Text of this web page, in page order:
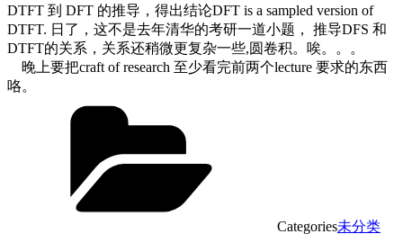
DTFT 到 DFT 的推导，得出结论DFT is a sampled version of
DTFT. 日了，这不是去年清华的考研一道小题， 推导DFS 和
DTFT的关系，关系还稍微更复杂一些,圆卷积。唉。。。
晚上要把craft of research 至少看完前两个lecture 要求的东西
咯。
Categories未分类